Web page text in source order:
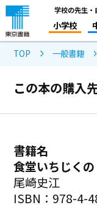
学校の先生・
小学校
TOP 一般書籍
この本の購入
書籍名
食堂いちじく
尾崎史江
ISBN：978-4-